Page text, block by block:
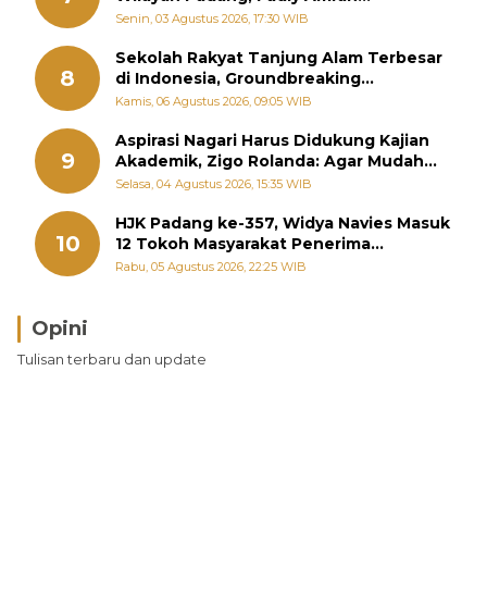
Perintahkan OPD Siaga
Senin, 03 Agustus 2026, 17:30 WIB
8
Sekolah Rakyat Tanjung Alam Terbesar
di Indonesia, Groundbreaking
September
Kamis, 06 Agustus 2026, 09:05 WIB
9
Aspirasi Nagari Harus Didukung Kajian
Akademik, Zigo Rolanda: Agar Mudah
Diperjuangkan di Kementerian
Selasa, 04 Agustus 2026, 15:35 WIB
10
HJK Padang ke-357, Widya Navies Masuk
12 Tokoh Masyarakat Penerima
Penghargaan Pemko Padang
Rabu, 05 Agustus 2026, 22:25 WIB
Opini
Tulisan terbaru dan update